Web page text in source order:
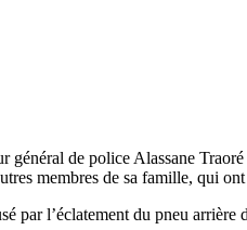
de police Alassane
membres de sa famille, qui
par l’éclatement du pneu